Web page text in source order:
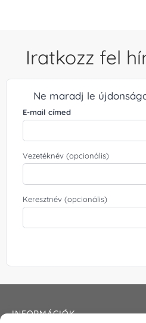
Iratkozz fel
Ne maradj le
E-mail címed
Vezetéknév (opcionális)
Keresztnév (opcionális)
INFORMÁCIÓK